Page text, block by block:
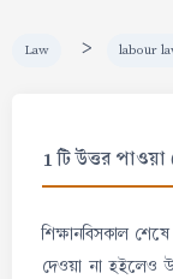
Law > labour
1 টি উত্তর পাওয়া
শিক্ষানবিসকাল
দেওয়া না হইলেও